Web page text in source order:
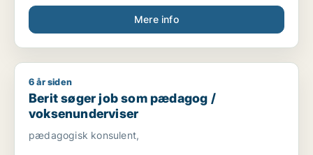
Mere info
Berit søger job som pædagog / voksenunderviser
6 år siden
Berit søger job som pædagog /
voksenunderviser
pædagogisk konsulent,